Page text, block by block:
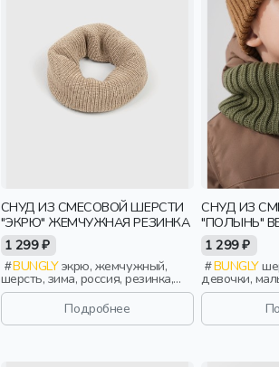
СНУД ИЗ СМЕСОВОЙ ШЕРСТИ
"ЭКРЮ" ЖЕМЧУЖНАЯ РЕЗИНКА
1 299 ₽
BUNGLYэкрю, жемчужный,
шерсть, зима, россия, резинка,
девочки, малыши, дошкольники,
Подробнее
СНУД ИЗ
"ПОЛЫНЬ"
ВЯЗКА
1 299 ₽
BUNGLYшерсть, россия,
девочки,
дети